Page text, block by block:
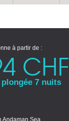
à partir de :
CHF
7 nuits
Andaman Sea